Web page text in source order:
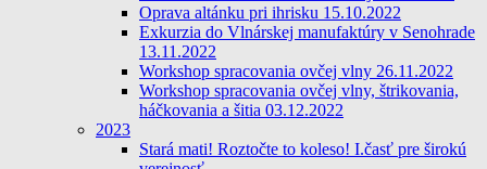
Oprava altánku pri ihrisku 15.10.2022
Exkurzia do Vlnárskej manufaktúry v Senohrade
13.11.2022
Workshop spracovania ovčej vlny 26.11.2022
Workshop spracovania ovčej vlny, štrikovania,
háčkovania a šitia 03.12.2022
2023
Stará mati! Roztočte to koleso! I.časť pre širokú